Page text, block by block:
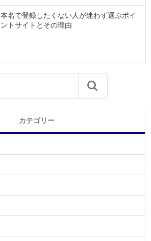
本名で登録したくない人が迷わず選ぶポイ
ントサイトとその理由
カテゴリー